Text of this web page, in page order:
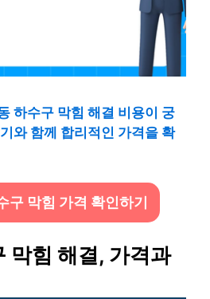
하수구 막힘 해결 비용이 궁
와 함께 합리적인 가격을 확
구 막힘 가격 확인하기
막힘 해결, 가격과